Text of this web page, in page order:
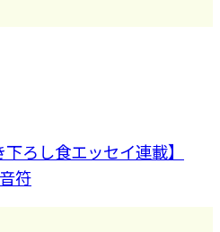
下ろし食エッセイ連載】
符